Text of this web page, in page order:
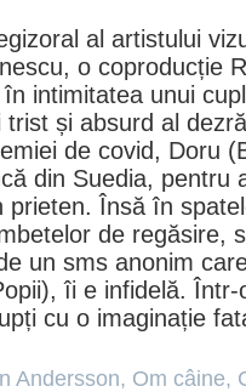
al artistului
, o coproducție
intimitatea unui
trist și absurd al
de covid, Doru (
din Suedia, pentru
prieten. Însă în
de regăsire,
un sms anonim
îi e infidelă.
cu o imaginație
Andersson, Om câine,